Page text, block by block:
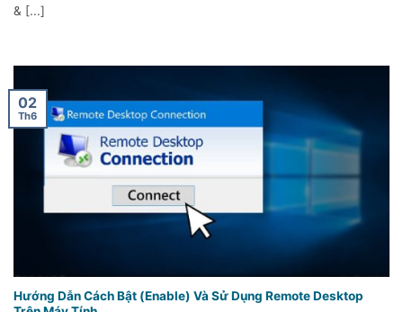
& [...]
Hướng Dẫn Cách Bật (Enable) Và Sử Dụng Remote Desktop
02
Th6